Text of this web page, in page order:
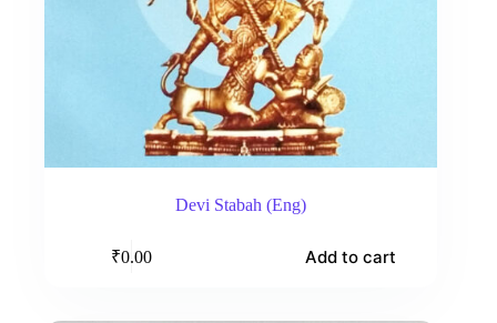
Devi Stabah (Eng)
₹0.00 Add to cart